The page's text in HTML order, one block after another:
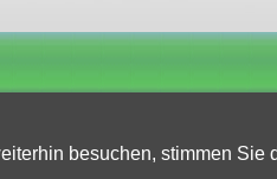
besuchen, stimmen Sie